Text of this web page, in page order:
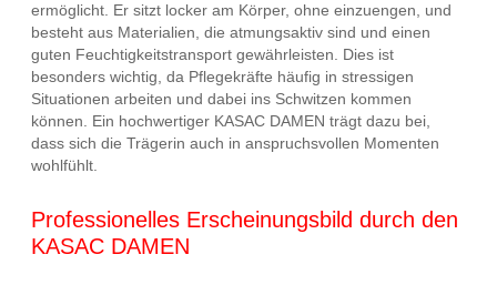
ermöglicht. Er sitzt locker am Körper, ohne einzuengen, und
besteht aus Materialien, die atmungsaktiv sind und einen
guten Feuchtigkeitstransport gewährleisten. Dies ist
besonders wichtig, da Pflegekräfte häufig in stressigen
Situationen arbeiten und dabei ins Schwitzen kommen
können. Ein hochwertiger KASAC DAMEN trägt dazu bei,
dass sich die Trägerin auch in anspruchsvollen Momenten
wohlfühlt.
Professionelles Erscheinungsbild durch den
KASAC DAMEN